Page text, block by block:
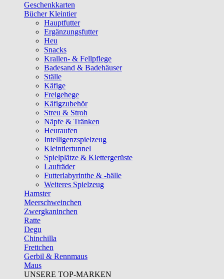
Geschenkkarten
Bücher Kleintier
Hauptfutter
Ergänzungsfutter
Heu
Snacks
Krallen- & Fellpflege
Badesand & Badehäuser
Ställe
Käfige
Freigehege
Käfigzubehör
Streu & Stroh
Näpfe & Tränken
Heuraufen
Intelligenzspielzeug
Kleintiertunnel
Spielplätze & Klettergerüste
Laufräder
Futterlabyrinthe & -bälle
Weiteres Spielzeug
Hamster
Meerschweinchen
Zwergkaninchen
Ratte
Degu
Chinchilla
Frettchen
Gerbil & Rennmaus
Maus
UNSERE TOP-MARKEN